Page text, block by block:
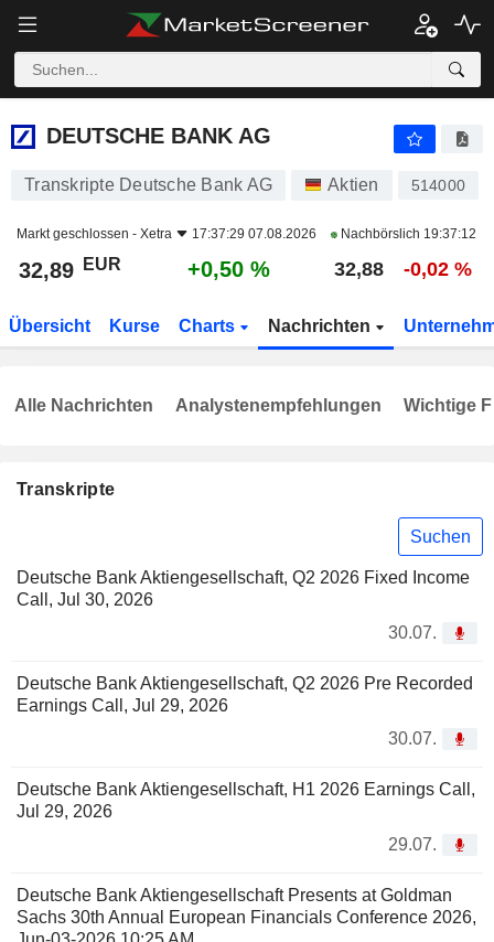
DEUTSCHE BANK AG
DEUTSCHE BANK AG
Transkripte Deutsche Bank AG Aktien 514000
Markt geschlossen - Xetra 17:37:29 07.08.2026 Nachbörslich 19:37:12
32,89 EUR +0,50 % 32,88 -0,02 %
Übersicht Kurse Charts Nachrichten
Transkripte
Suchen
Deutsche Bank Aktiengesellschaft, Q2 2026 Fixed Income
Call, Jul 30, 2026
30.07.
Deutsche Bank Aktiengesellschaft, Q2 2026 Pre Recorded
Earnings Call, Jul 29, 2026
30.07.
Deutsche Bank Aktiengesellschaft, H1 2026 Earnings Call,
Jul 29, 2026
29.07.
Deutsche Bank Aktiengesellschaft Presents at Goldman
Sachs 30th Annual European Financials Conference 2026,
Alle Nachrichten Analystenempfehlungen Wichtige